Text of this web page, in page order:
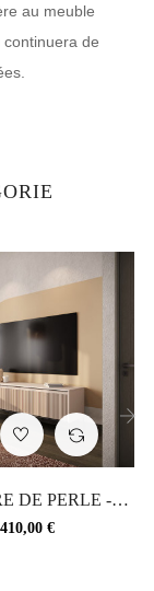
au meuble
de
DE PERLE -
avec éclairage...
Prix
410,00 €